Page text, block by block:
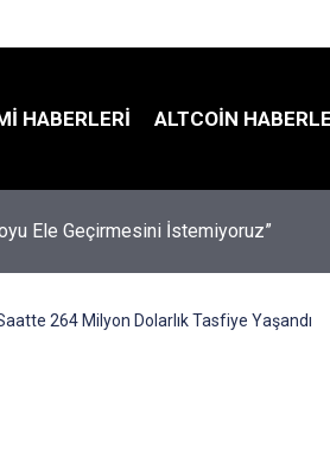
HABERLERI ALTCOIN
Ele Geçirmesini İstemiyoruz”
264 Milyon Dolarlık Tasfiye Yaşandı